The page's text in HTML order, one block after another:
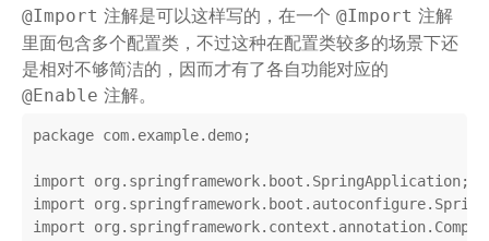
@Import 注解是可以这样写的，在一个 @Import 注解
里面包含多个配置类，不过这种在配置类较多的场景下还
是相对不够简洁的，因而才有了各自功能对应的
@Enable 注解。
package com.example.demo;
import
import
import